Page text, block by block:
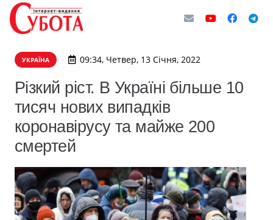
УКРАЇНА 09:34, Четвер, 13 Січня, 2022
Різкий ріст. В Україні більше 10
тисяч нових випадків
коронавірусу та майже 200
смертей